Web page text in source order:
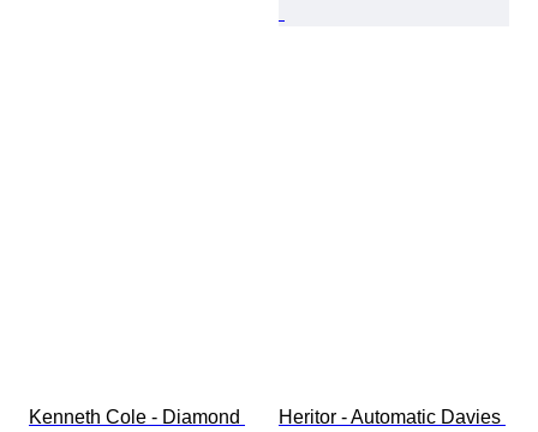
Kenneth Cole - Diamond
Heritor - Automatic Davies